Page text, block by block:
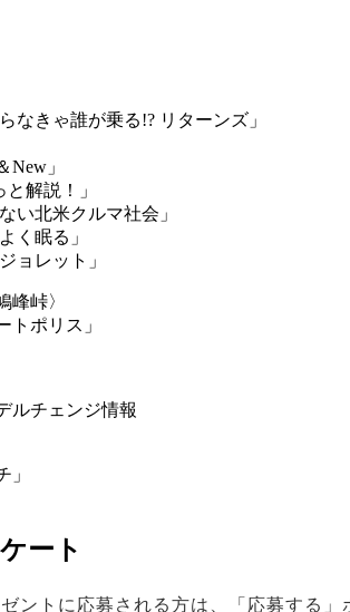
なきゃ誰が乗る!? リターンズ」
New」
解説！」
い北米クルマ社会」
く眠る」
ョレット」
峰峠〉
トポリス」
ルチェンジ情報
」
ート
ントに応募される方は、「応募する